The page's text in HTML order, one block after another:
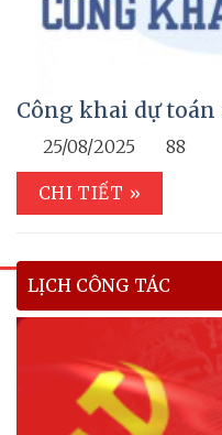
Công khai dự toán
25/08/2025 88
CHI TIẾT »
LỊCH CÔNG TÁC